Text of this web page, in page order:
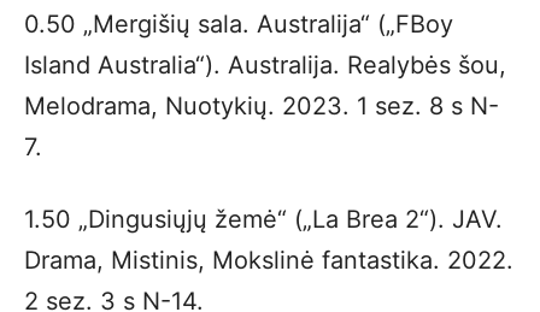
0.50 „Mergišių sala. Australija“ („FBoy
Island Australia“). Australija. Realybės šou,
Melodrama, Nuotykių. 2023. 1 sez. 8 s N-
7.
1.50 „Dingusiųjų žemė“ („La Brea 2“). JAV.
Drama, Mistinis, Mokslinė fantastika. 2022.
2 sez. 3 s N-14.